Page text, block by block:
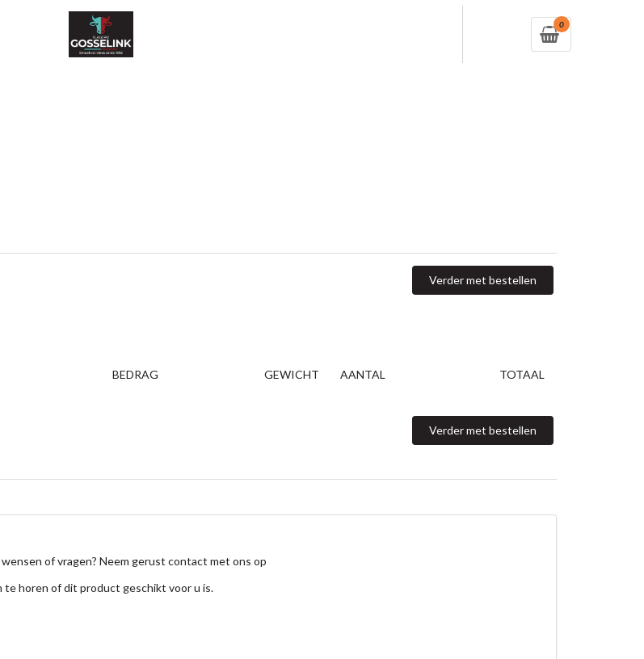
0
Verder met bestellen
BEDRAG GEWICHT AANTAL TOTAAL
Verder met bestellen
of vragen? Neem gerust contact met ons op
te horen of dit product geschikt voor u is.